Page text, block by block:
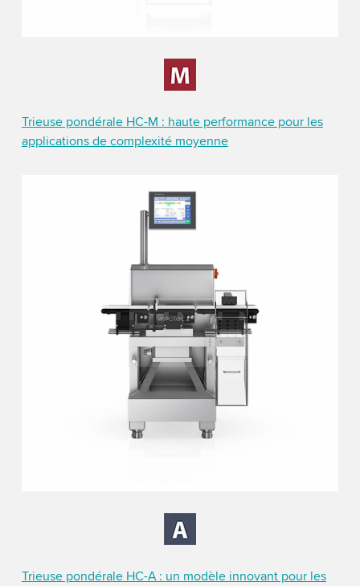
Trieuse pondérale HC-M : haute performance pour les
applications de complexité moyenne
Trieuse pondérale HC-A : un modèle innovant pour les